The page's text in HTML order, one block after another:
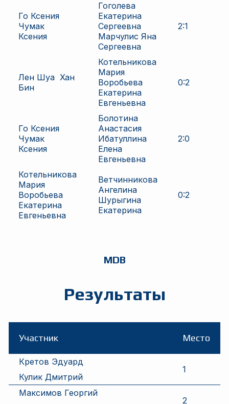
Го Ксения
Чумак
Ксения
Гоголева
Екатерина
Сергеевна
Марчулис Яна
Сергеевна
2:1
Лен Шуа Хан
Бин
Котельникова
Мария
Воробьева
Екатерина
Евгеньевна
0:2
Го Ксения
Чумак
Ксения
Болотина
Анастасия
Ибатуллина
Елена
Евгеньевна
2:0
Котельникова
Мария
Воробьева
Екатерина
Евгеньевна
Ветчинникова
Ангелина
Шурыгина
Екатерина
0:2
MDB
Результаты
Участник Место
Кретов Эдуард
1
Кулик Дмитрий
Максимов Георгий
2